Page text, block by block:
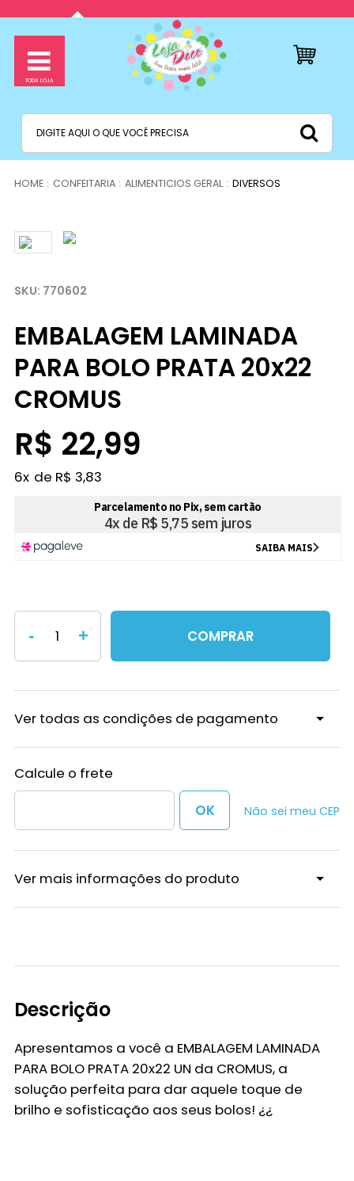
CONFEITARIA ALIMENTICIOS GERAL DIVERSOS
770602
EMBALAGEM LAMINADA
PARA BOLO PRATA 20x22
CROMUS
R$ 22,99
6x R$ 3,83
- + COMPRAR
Ver todas as condições de pagamento
Não sei meu CEP
Ver mais informações do produto
Descrição
Apresentamos a você a EMBALAGEM LAMINADA
PARA BOLO PRATA 20x22 UN da CROMUS, a
solução perfeita para dar aquele toque de
brilho e sofisticação aos seus bolos! ¿¿